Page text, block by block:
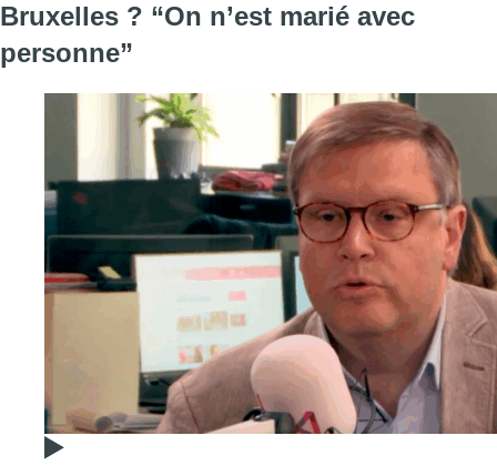
Bruxelles ? “On n’est marié avec
personne”